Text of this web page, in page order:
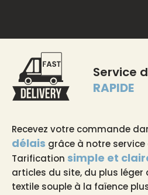
Service
RAPIDE
Recevez votre commande
délais grâce à notre
Tarification simple et
articles du site, du plus léger
textile souple à la faïence